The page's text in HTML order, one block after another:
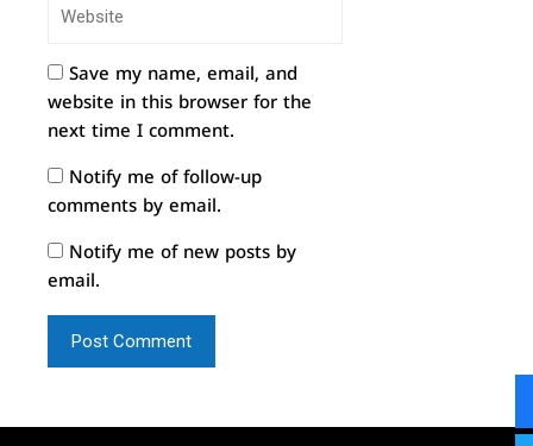
Save my name, email, and
website in this browser for the
next time I comment.
Notify me of follow-up
comments by email.
Notify me of new posts by
email.